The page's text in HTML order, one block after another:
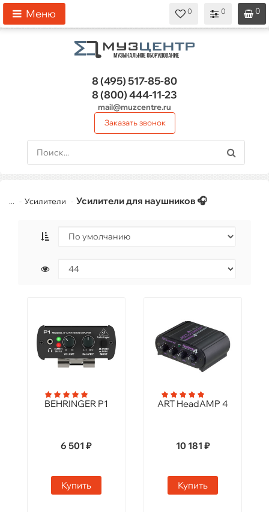
0
0
0
Меню
8 (495)517-85-80
8 (800)444-11-23
mail@muzcentre.ru
Заказать звонок
... Усилители Усилители для наушников 🎧
BEHRINGER P1
6 501 ₽
Купить
ART HeadAMP 4
10 181 ₽
Купить